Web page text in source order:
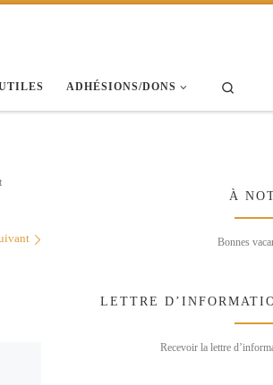
ADHÉSIONS/DONS
À
Bonnes
LETTRE
Recevoir la lettre